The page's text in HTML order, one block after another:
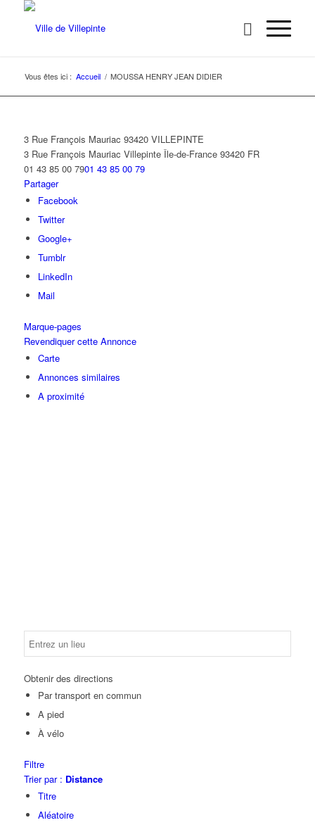
Vous êtes ici : Accueil / MOUSSA HENRY JEAN DIDIER
3 Rue François Mauriac 93420 VILLEPINTE
3 Rue François Mauriac Villepinte Île-de-France 93420 FR
01 43 85 00 7901 43 85 00 79
Partager
Facebook
Twitter
Google+
Tumblr
LinkedIn
Mail
Marque-pages
Revendiquer cette Annonce
Carte
Annonces similaires
A proximité
Obtenir des directions
Par transport en commun
A pied
À vélo
Filtre
Trier par : Distance
Titre
Aléatoire